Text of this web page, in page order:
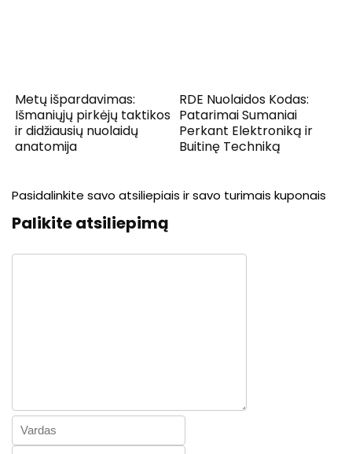
Metų išpardavimas:
Išmaniųjų pirkėjų taktikos
ir didžiausių nuolaidų
anatomija
RDE Nuolaidos Kodas:
Patarimai Sumaniai
Perkant Elektroniką ir
Buitinę Techniką
Pasidalinkite savo atsiliepiais ir savo turimais kuponais
Palikite atsiliepimą